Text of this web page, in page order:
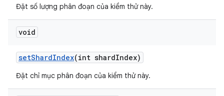
Đặt số lượng phân đoạn của kiểm thử này.
void
setShardIndex(int shardIndex)
Đặt chỉ mục phân đoạn của kiểm thử này.